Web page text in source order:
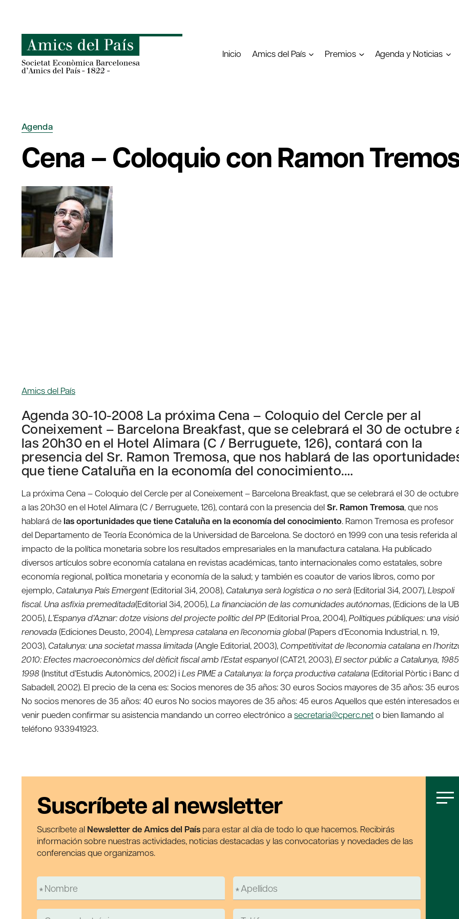
contenido
Inicio Amics del País Premios Agenda y Noticias
Agenda
Cena – Coloquio con Ramon
Amics del País
Agenda 30-10-2008 La próxima Cena – Coloquio del Cercle per al
Coneixement – Barcelona Breakfast, que se celebrará el 30 de octubre
las 20h30 en el Hotel Alimara (C / Berruguete, 126), contará con la
presencia del Sr. Ramon Tremosa, que nos hablará de las
que tiene Cataluña en la economía del conocimiento.…
La próxima Cena – Coloquio del Cercle per al Coneixement – Barcelona Breakfast, que se celebrará el 30 de octubre
a las 20h30 en el Hotel Alimara (C / Berruguete, 126), contará con la presencia delSr. Ramon Tremosa, que nos
hablará de las oportunidades que tiene Cataluña en la economía del conocimiento. Ramon Tremosa es profesor
del Departamento de Teoría Económica de la Universidad de Barcelona. Se doctoró en 1999 con una tesis referida al
impacto de la política monetaria sobre los resultados empresariales en la manufactura catalana. Ha publicado
diversos artículos sobre economía catalana en revistas académicas, tanto internacionales como estatales, sobre
economía regional, política monetaria y economía de la salud; y también es coautor de varios libros, como por
ejemplo, Catalunya País Emergent(Editorial 3i4, 2008), Catalunya serà logística o no serà(Editorial 3i4, 2007),L’espoli
fiscal. Una asfíxia premeditada(Editorial 3i4, 2005),La financiación de las comunidades autónomas, (Edicions de la
2005),L’Espanya d’Aznar: dotze visions del projecte polític del PP(Editorial Proa, 2004),Polítiques públiques: una visió
renovada(Ediciones Deusto, 2004),L’empresa catalana en l’economia global(Papers d’Economia Industrial, n. 19,
2003), Catalunya: una societat massa limitada(Angle Editorial, 2003), Competitivitat de l’economia catalana en
2010: Efectes macroeconòmics del dèficit fiscal amb l’Estat espanyol(CAT21, 2003),El sector públic a Catalunya,
1998 (Institut d’Estudis Autonòmics, 2002) iLes PIME a Catalunya: la força productiva catalana(Editorial Pòrtic i Banc
Sabadell, 2002). El precio de la cena es: Socios menores de 35 años: 30 euros Socios mayores de 35 años: 35 euros
No socios menores de 35 años: 40 euros No socios mayores de 35 años: 45 euros Aquellos que estén interesados
venir pueden confirmar su asistencia mandando un correo electrónico a secretaria@cperc.neto bien llamando al
teléfono 933941923.
Suscríbete al newsletter
Suscríbete al Newsletter de Amics del País para estar al día de todo lo que hacemos. Recibirás
información sobre nuestras actividades, noticias destacadas y las convocatorias y novedades de las
conferencias que organizamos.